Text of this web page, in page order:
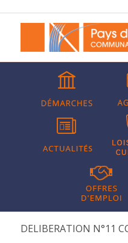
DELIBERATION N°11